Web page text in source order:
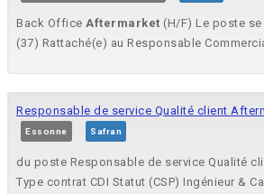
Back Office Aftermarket (H/F) Le poste
(37) Rattaché(e) au Responsable
Responsable de service Qualité client
Essonne Safran
du poste Responsable de service Qualité
Type contrat CDI Statut (CSP) Ingénieur &